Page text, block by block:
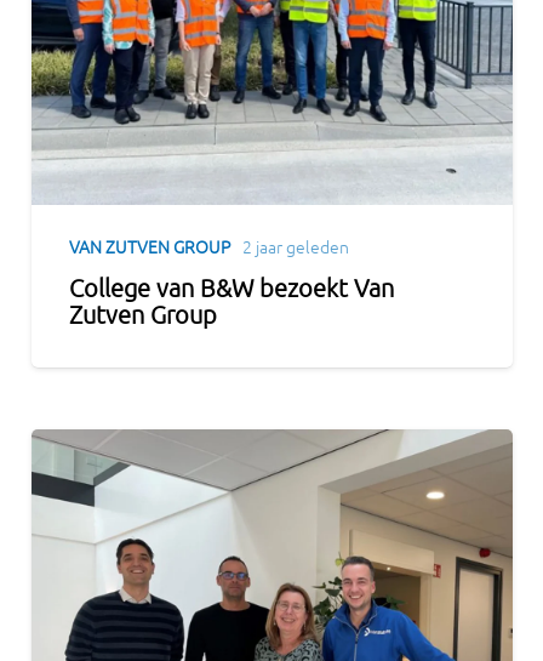
VAN ZUTVEN GROUP 2 jaar geleden
College van B&W bezoekt Van
Zutven Group